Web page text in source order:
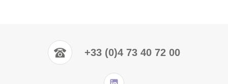
+33 (0)4 73 40 72 00